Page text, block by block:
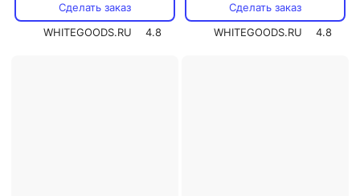
Сделать заказ
WHITEGOODS.RU
4.8
Сделать заказ
WHITEGOODS.RU
4.8